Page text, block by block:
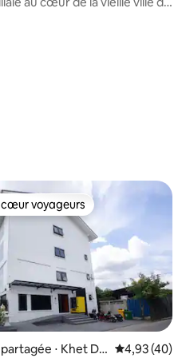
cœur voyageurs
voyageurs
⋅ Khet Do Évaluation
4,93 (40)